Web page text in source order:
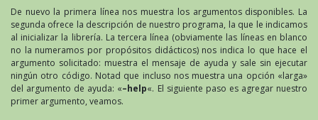
De nuevo la primera línea nos muestra los argumentos disponibles. La
segunda ofrece la descripción de nuestro programa, la que le indicamos
al inicializar la librería. La tercera línea (obviamente las líneas en blanco
no la numeramos por propósitos didácticos) nos indica lo que hace el
argumento solicitado: muestra el mensaje de ayuda y sale sin ejecutar
ningún otro código. Notad que incluso nos muestra una opción «larga»
del argumento de ayuda: «–help«. El siguiente paso es agregar nuestro
primer argumento, veamos.